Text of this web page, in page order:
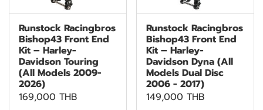
Runstock Racingbros
Bishop43 Front End
Kit – Harley-
Davidson Touring
(All Models 2009-
2026)
169,000 THB
Runstock Racingbros
Bishop43 Front End
Kit – Harley-
Davidson Dyna (All
Models Dual Disc
2006 - 2017)
149,000 THB